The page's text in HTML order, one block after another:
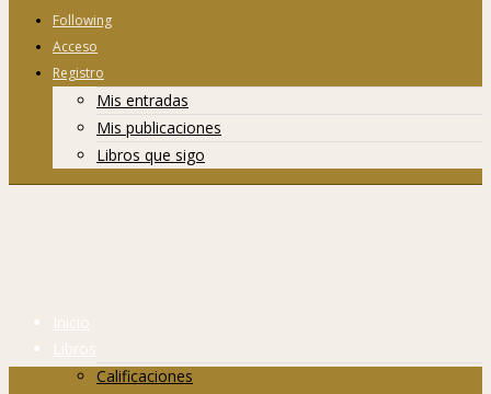
Following
Acceso
Registro
Mis entradas
Mis publicaciones
Libros que sigo
Inicio
Libros
Calificaciones